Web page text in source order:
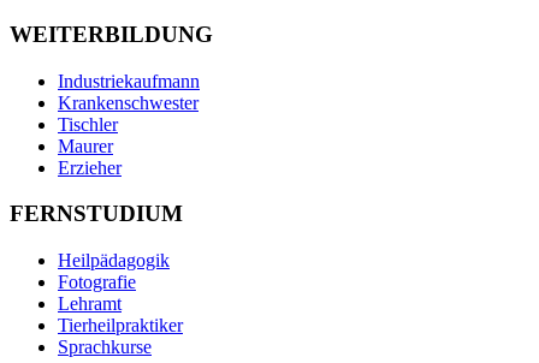
WEITERBILDUNG
Industriekaufmann
Krankenschwester
Tischler
Maurer
Erzieher
FERNSTUDIUM
Heilpädagogik
Fotografie
Lehramt
Tierheilpraktiker
Sprachkurse